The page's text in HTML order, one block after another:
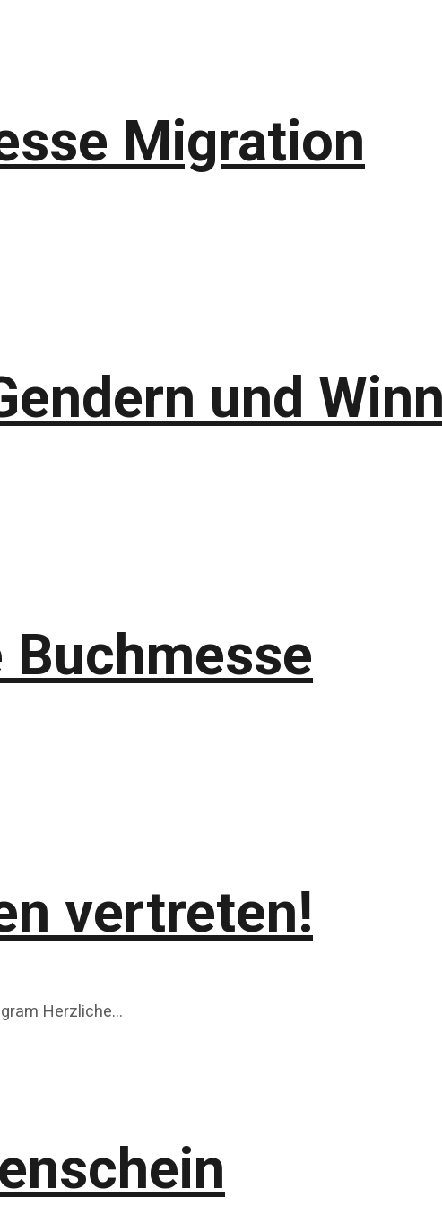
Migration
und
vertreten!
Herzliche…